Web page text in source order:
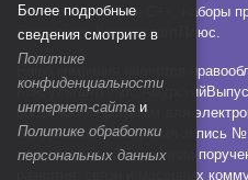
программирования C++, наборы
технологии КонсультантПлюс.
Наша компания является
российских программ для
баз данных. Реестровая запись №
произведена на основании
развития, связи и массовых
Более подробные
сведения смотрите в
Политике
конфиденциальности
интернет-сайта и
Политике обработки
персональных данных